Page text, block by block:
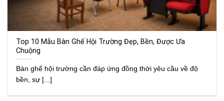
Top 10 Mẫu Bàn Ghế Hội Trường Đẹp, Bền, Được Ưa
Chuộng
Bàn ghế hội trường cần đáp ứng đồng thời yêu cầu về độ
bền, sự [...]